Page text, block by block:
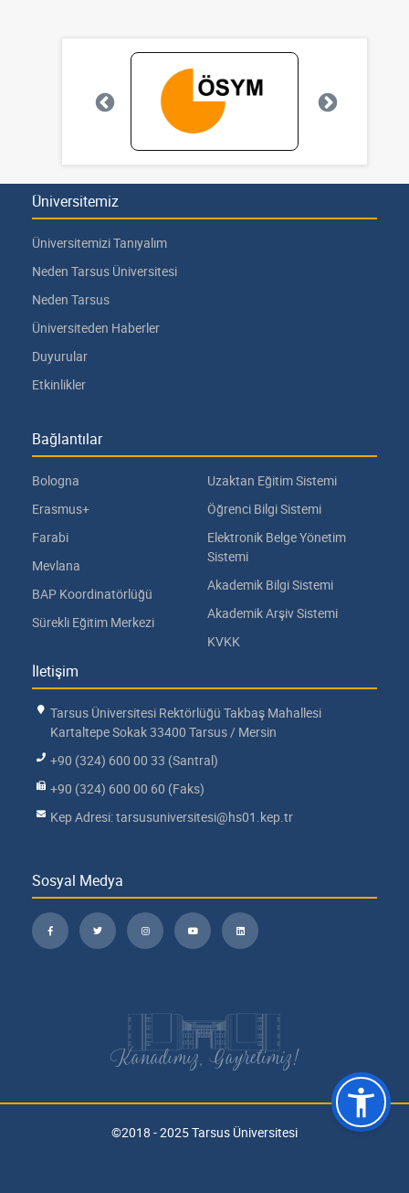
Üniversitemiz
Üniversitemizi Tanıyalım
Neden Tarsus Üniversitesi
Neden Tarsus
Üniversiteden Haberler
Duyurular
Etkinlikler
Bağlantılar
Bologna
Erasmus+
Farabi
Mevlana
BAP Koordinatörlüğü
Sürekli Eğitim Merkezi
Uzaktan Eğitim Sistemi
Öğrenci Bilgi Sistemi
Elektronik Belge Yönetim
Sistemi
Akademik Bilgi Sistemi
Akademik Arşiv Sistemi
KVKK
İletişim
Tarsus Üniversitesi Rektörlüğü Takbaş Mahallesi
Kartaltepe Sokak 33400 Tarsus / Mersin
+90 (324) 600 00 33 (Santral)
+90 (324) 600 00 60 (Faks)
Kep Adresi: tarsusuniversitesi@hs01.kep.tr
Sosyal Medya
Kanadımız, Gayretimiz!
©2018 - 2025 Tarsus Üniversitesi